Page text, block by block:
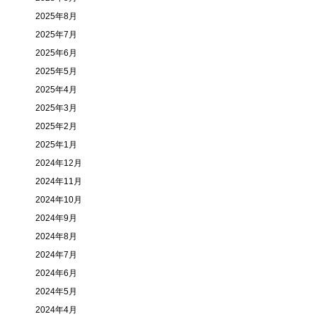
2025年8月
2025年7月
2025年6月
2025年5月
2025年4月
2025年3月
2025年2月
2025年1月
2024年12月
2024年11月
2024年10月
2024年9月
2024年8月
2024年7月
2024年6月
2024年5月
2024年4月